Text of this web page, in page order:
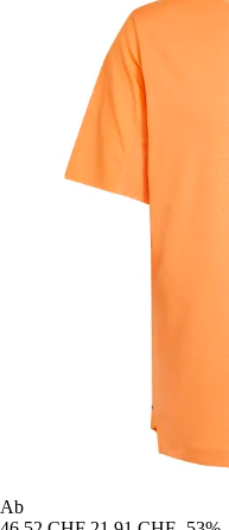
Ab